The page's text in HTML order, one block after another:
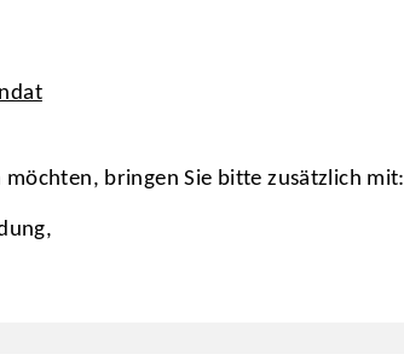
bringen Sie bitte zusätzlich mit: